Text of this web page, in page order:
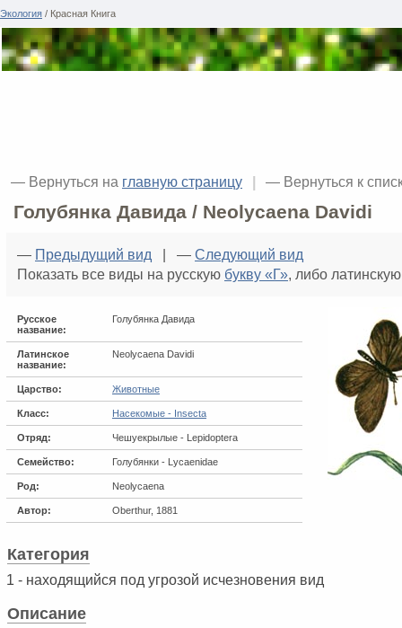
Экология / Красная Книга
— Вернуться на главную страницу | — Вернуться к
Голубянка Давида / Neolycaena Davidi
— Предыдущий вид | — Следующий вид
Показать все виды на русскую букву «Г», либо
Русское
название:
Голубянка Давида
Латинское
название:
Neolycaena Davidi
Царство: Животные
Класс: Насекомые - Insecta
Отряд: Чешуекрылые - Lepidoptera
Семейство: Голубянки - Lycaenidae
Род: Neolycaena
Автор: Oberthur, 1881
Категория
1 - находящийся под угрозой исчезновения вид
Описание